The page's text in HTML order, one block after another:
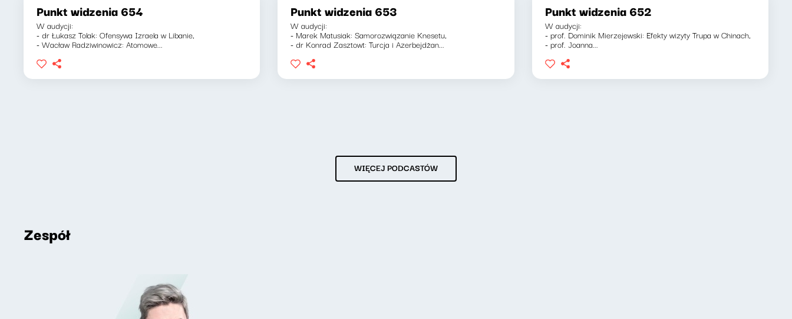
Punkt widzenia 654
W audycji:
- dr Łukasz Tolak: Ofensywa Izraela w Libanie,
- Wacław Radziwinowicz: Atomowe...
Punkt widzenia 653
W audycji:
- Marek Matusiak: Samorozwiązanie Knesetu,
- dr Konrad Zasztowt: Turcja i Azerbejdżan...
Punkt widzenia 652
W audycji:
- prof. Dominik Mierzejewski: Efekty wizyty Trupa w Chinach,
- prof. Joanna...
WIĘCEJ PODCASTÓW
Zespół